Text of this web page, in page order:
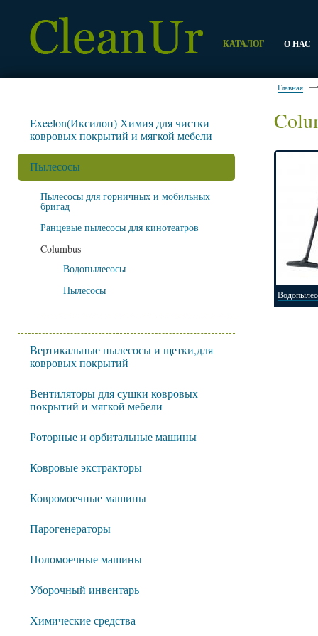
КАТАЛОГ О НАС
Exeelon(Иксилон) Химия для чистки
ковровых покрытий и мягкой мебели
Пылесосы
Пылесосы для горничных и мобильных
бригад
Ранцевые пылесосы для кинотеатров
Columbus
Водопылесосы
Пылесосы
Вертикальные пылесосы и щетки,для
ковровых покрытий
Вентиляторы для сушки ковровых
покрытий и мягкой мебели
Роторные и орбитальные машины
Ковровые экстракторы
Ковромоечные машины
Парогенераторы
Поломоечные машины
Уборочный инвентарь
Химические средства
Главная